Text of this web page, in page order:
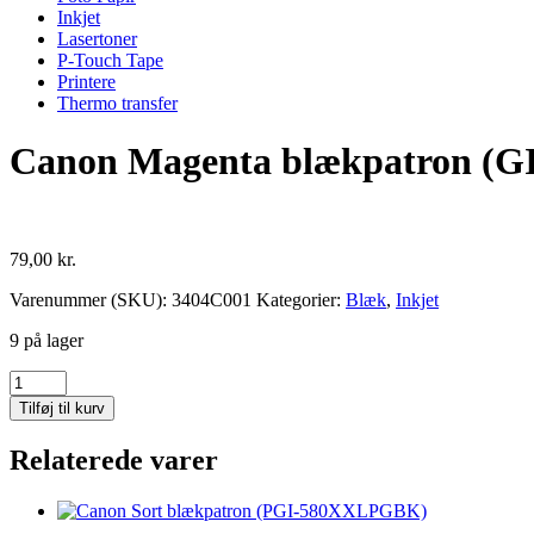
Inkjet
Lasertoner
P-Touch Tape
Printere
Thermo transfer
Canon Magenta blækpatron
79,00 kr.
Varenummer (SKU): 3404C001 Kategorier: Blæk, Inkjet
9 på lager
Canon
Magenta
blækpatron
50)
Tilføj til kurv
Relaterede varer